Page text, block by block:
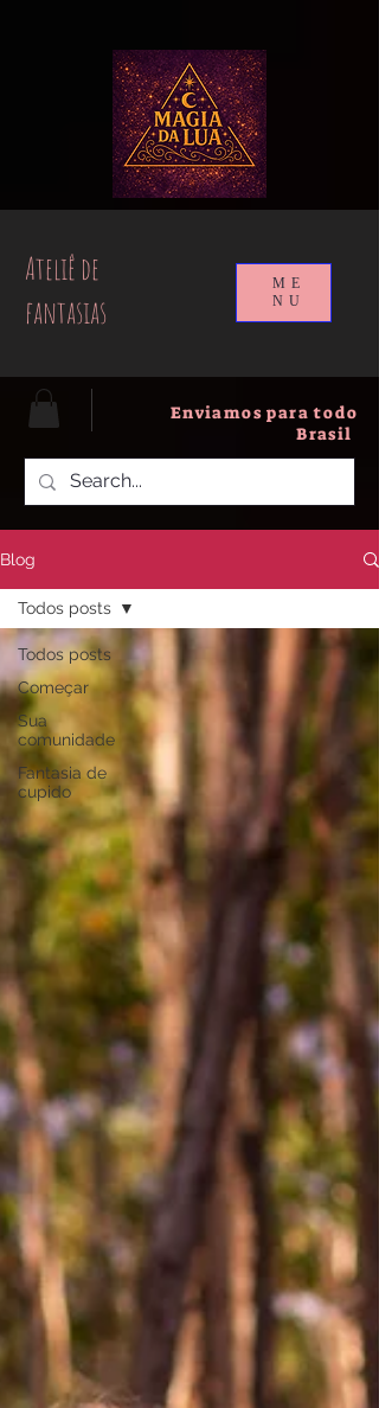
Ateliê de
fantasias
ME
NU
Enviamos para todo
Brasil
Blog
Todos posts
Começar
Sua
comunidade
Fantasia de
cupido
Todos posts